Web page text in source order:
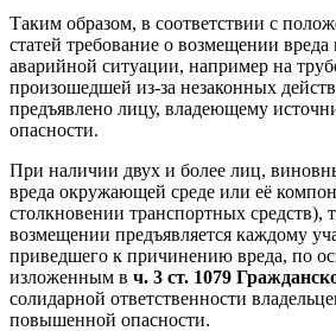
Таким образом, в соответствии с
статей требование о возмещении вреда
аварийной ситуации, например на
произошедшей из-за незаконных
предъявлено лицу, владеющему
опасности.
При наличии двух и более лиц,
вреда окружающей среде или её
столкновении транспортных средств),
возмещении предъявляется каждому
приведшего к причинению вреда, по
изложенным в ч. 3 ст. 1079
солидарной ответственности
повышенной опасности.